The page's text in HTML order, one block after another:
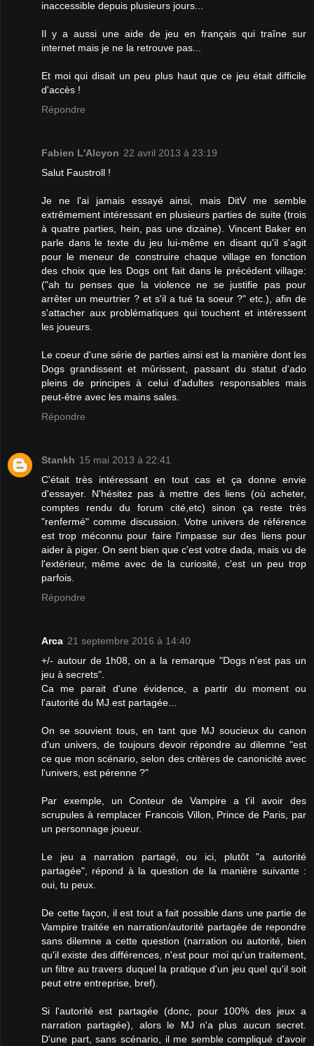
inaccessible depuis plusieurs jours...
Il y a aussi une aide de jeu en français qui traîne sur
internet mais je ne la retrouve pas...
Et moi qui disait un peu plus haut que ce jeu était difficile
d'accès !
Répondre
Fabien L'Alcyon 22 avril 2013 à 23:19
Salut Faustroll !
Je ne l'ai jamais essayé ainsi, mais DitV me semble
extrêmement intéressant en plusieurs parties de suite (trois
à quatre parties, hein, pas une dizaine). Vincent Baker en
parle dans le texte du jeu lui-même en disant qu'il s'agit
pour le meneur de construire chaque village en fonction
des choix que les Dogs ont fait dans le précédent village:
("ah tu penses que la violence ne se justifie pas pour
arrêter un meurtrier ? et s'il a tué ta soeur ?" etc.), afin de
s'attacher aux problématiques qui touchent et intéressent
les joueurs.
Le coeur d'une série de parties ainsi est la manière dont les
Dogs grandissent et mûrissent, passant du statut d'ado
pleins de principes à celui d'adultes responsables mais
peut-être avec les mains sales.
Répondre
Stankh 15 mai 2013 à 22:41
C'était très intéressant en tout cas et ça donne envie
d'essayer. N'hésitez pas à mettre des liens (où acheter,
comptes rendu du forum cité,etc) sinon ça reste très
"renfermé" comme discussion. Votre univers de référence
est trop méconnu pour faire l'impasse sur des liens pour
aider à piger. On sent bien que c'est votre dada, mais vu de
l'extérieur, même avec de la curiosité, c'est un peu trop
parfois.
Répondre
Arca 21 septembre 2016 à 14:40
+/- autour de 1h08, on a la remarque "Dogs n'est pas un
jeu à secrets".
Ca me parait d'une évidence, a partir du moment ou
l'autorité du MJ est partagée...
On se souvient tous, en tant que MJ soucieux du canon
d'un univers, de toujours devoir répondre au dilemne "est
ce que mon scénario, selon des critères de canonicité avec
l'univers, est pérenne ?"
Par exemple, un Conteur de Vampire a t'il avoir des
scrupules à remplacer Francois Villon, Prince de Paris, par
un personnage joueur.
Le jeu a narration partagé, ou ici, plutôt "a autorité
partagée", répond à la question de la manière suivante :
oui, tu peux.
De cette façon, il est tout a fait possible dans une partie de
Vampire traitée en narration/autorité partagée de repondre
sans dilemne a cette question (narration ou autorité, bien
qu'il existe des différences, n'est pour moi qu'un traitement,
un filtre au travers duquel la pratique d'un jeu quel qu'il soit
peut etre entreprise, bref).
Si l'autorité est partagée (donc, pour 100% des jeux a
narration partagée), alors le MJ n'a plus aucun secret.
D'une part, sans scénario, il me semble compliqué d'avoir